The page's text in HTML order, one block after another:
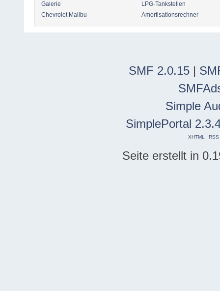
Galerie
LPG-Tankstellen
Chevrolet Malibu
Amortisationsrechner
SMF 2.0.15 |
Simple
SimplePortal
XHTML RSS
Seite erstellt in